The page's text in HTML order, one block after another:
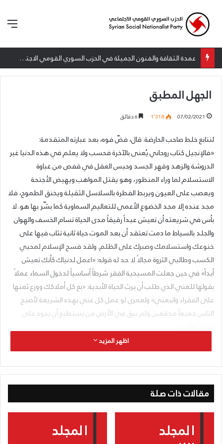
عمدة الثقافة والفنون الجميلة في الحزب السوري القومي الاجتماعي تعلن نتائج الدورة الخامسة من جائزة أنطون سعاده الأدبية
الجهل المطبق
07/02/2021 1٬318
لنتابع خلط صاحب الحارضة. قال، فضّ فوه، بعد عبارته المتقدمة:
«فالإنجيل كتاب روحاني يُعنى بالآخرة فحسب ولا يعلم في هذه الدنيا غير
الدروشة والزهد وقهر الجسد وحبس العقل في قفص من غباوة
الاستسلام لما وراء المنظور، وهو يقتل المواهب ويهيض الأجنحة
ويعصب على العيون ويربط الفطرة بالسلاسل الثقيلة ويخنق الطموح، فلا
مجد عنده إلا مجد الخضوع الأعمى للتعاليم السماوية كما بشّر بها هو. لا
بأس في شريعته أن تعيش عبداً رقيقاً مدى الحياة تسام الخسف والهوان
والجلد بالسياط ما دمت تعتقد أن بعد الموت حياة ثانية تثاب فيها على
خنوعك واستسلامك وصبرك على الظلم. ولقد فسح الإسلام لمحبي
الكسب وطالبي الثروة مجالاً لا حد له قوله: «اعمل لدنياك كأنك تعيش
أبداً» في حين جعلت المسيحية الفقر شرطاً أساسياً لدخول السماء عملاً
بقولها للغني الذي طلب أن يرث الحياة الأبدية: «بع كل أملاكك ووزع ثمنها
على الفقراء واتبعني» ولعمري لو عمل كل غني بهذه الشريعة لأصبح
الناس جميعاً مدقعين ولم يبقَ في الأرض من يستطيع أن يجود على
لا ننتظر أن يكون لرشيد سليم الخوري ضابط من جهله، لأن الضابط يكون
من العلم ولا يمكن مطلقاً أن يكون من الجهل، فهو في الفقرة المتقدمة
يستمر في غباوته ويتابع المقابلة بين المسيحية والإسلام على قاعدة أن
الكسب وطالبي الثروة مجالاً لا حد له بقوله، (أي بقول الإسلام): «اعمل
لدنياك كأنك تعيش أبداً، إلخ» يجعل الحديث النبوي في مقام الشريعة
الذي يقوله هو محمد [القول للإمام علي] لا الإسلام. وهنالك فرق
اظهر المزيد
مقالات ذات صلة